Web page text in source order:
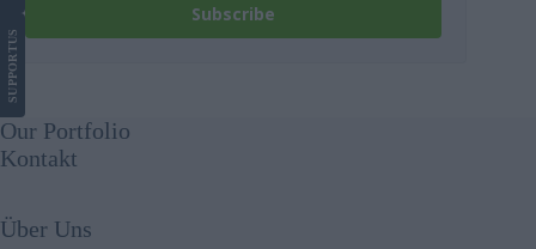
Subscribe
SUPPORT
US
Our Portfolio
Kontakt
Über Uns